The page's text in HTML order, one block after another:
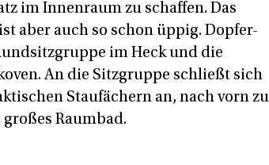
im Innenraum zu schaffen. Das
aber auch so schon üppig. Dopfer-
im Heck und die
An die Sitzgruppe schließt sich
Staufächern an, nach vorn
Raumbad.